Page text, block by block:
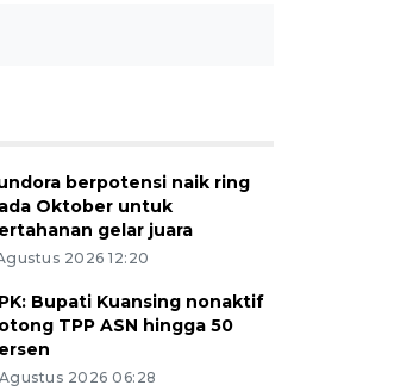
berpotensi naik ring
Oktober untuk
gelar juara
2026 12:20
Bupati Kuansing nonaktif
TPP ASN hingga 50
2026 06:28